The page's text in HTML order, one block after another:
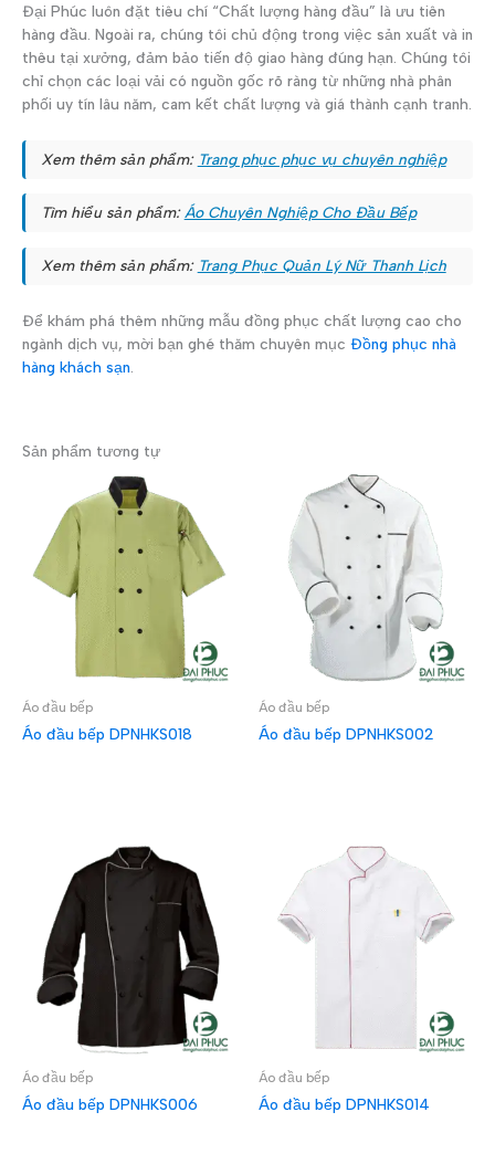
Đại Phúc luôn đặt tiêu chí “Chất lượng hàng đầu” là ưu tiên
hàng đầu. Ngoài ra, chúng tôi chủ động trong việc sản xuất và in
thêu tại xưởng, đảm bảo tiến độ giao hàng đúng hạn. Chúng tôi
chỉ chọn các loại vải có nguồn gốc rõ ràng từ những nhà phân
phối uy tín lâu năm, cam kết chất lượng và giá thành cạnh tranh.
Xem thêm sản phẩm: Trang phục phục vụ chuyên nghiệp
Tìm hiểu sản phẩm: Áo Chuyên Nghiệp Cho Đầu Bếp
Xem thêm sản phẩm: Trang Phục Quản Lý Nữ Thanh Lịch
Để khám phá thêm những mẫu đồng phục chất lượng cao cho
ngành dịch vụ, mời bạn ghé thăm chuyên mục Đồng phục nhà
hàng khách sạn
Sản phẩm tương tự
Áo đầu bếp
Áo đầu bếp DPNHKS018
Áo đầu bếp
Áo đầu bếp DPNHKS002
Áo đầu bếp
Áo đầu bếp DPNHKS006
Áo đầu bếp
Áo đầu bếp DPNHKS014